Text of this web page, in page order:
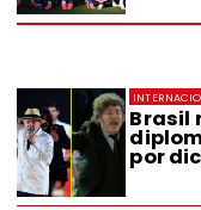
Brasil
por